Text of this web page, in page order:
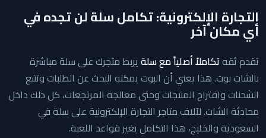
التجارة الإلكترونية: تكامل سلة لن تجده في
أي مكان آخر
تقدم ثقهتكاملاً أصلياً مع سلةيربط متجرك على سلة مباشرة
بالشات بوت. هذا يعني أن البوت يمكنه البحث عن الطلبات وتتبع
الشحنات واقتراح المنتجات وحتى معالجة المرتجعات، كل ذلك داخل
محادثة الشات. لآلاف متاجر التجارة الإلكترونية على سلة في
السعودية والخليج، هذا التكامل يغير قواعد اللعبة.